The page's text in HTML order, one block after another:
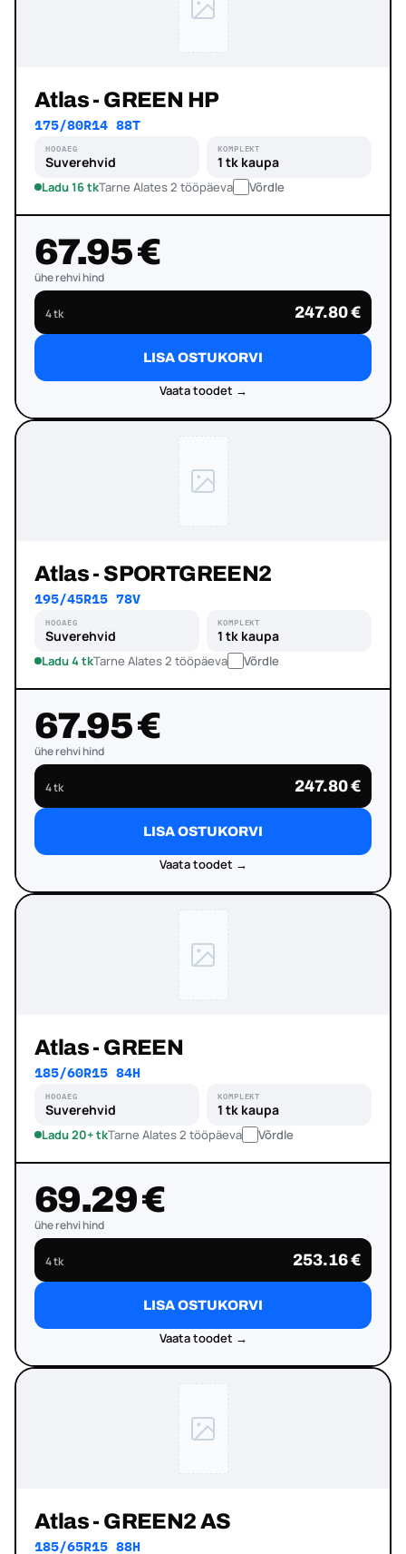
Atlas - GREEN HP
175/80R14 88T
HOOAEG
Suverehvid
KOMPLEKT
1 tk kaupa
Ladu 16 tkTarne Alates 2 tööpäeva Võrdle
67.95 €
ühe rehvi hind
4 tk 247.80 €
LISA OSTUKORVI
Vaata toodet →
Atlas - SPORTGREEN2
195/45R15 78V
HOOAEG
Suverehvid
KOMPLEKT
1 tk kaupa
Ladu 4 tkTarne Alates 2 tööpäeva Võrdle
67.95 €
ühe rehvi hind
4 tk 247.80 €
LISA OSTUKORVI
Vaata toodet →
Atlas - GREEN
185/60R15 84H
HOOAEG
Suverehvid
KOMPLEKT
1 tk kaupa
Ladu 20+ tkTarne Alates 2 tööpäeva Võrdle
69.29 €
ühe rehvi hind
4 tk 253.16 €
LISA OSTUKORVI
Vaata toodet →
Atlas - GREEN2 AS
185/65R15 88H